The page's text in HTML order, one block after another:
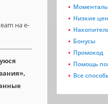
на e-
Низкие
Бонусы
Промокод
Помощь
Все